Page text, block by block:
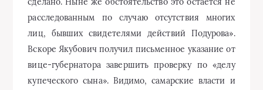
расследованным по случаю отсутствия многих
лиц, бывших свидетелями действий Подурова».
Вскоре Якубович получил письменное указание от
вице-губернатора завершить проверку по «делу
купеческого сына». Видимо, самарские власти и